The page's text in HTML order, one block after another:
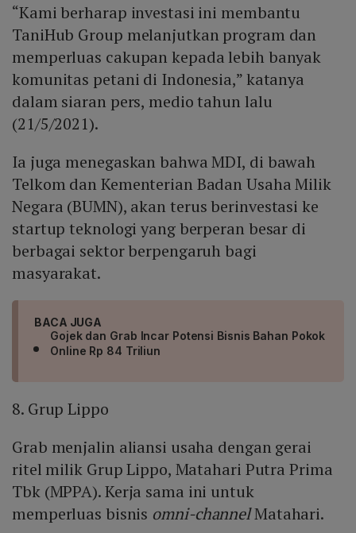
“Kami berharap investasi ini membantu
TaniHub Group melanjutkan program dan
memperluas cakupan kepada lebih banyak
komunitas petani di Indonesia,” katanya
dalam siaran pers, medio tahun lalu
(21/5/2021).
Ia juga menegaskan bahwa MDI, di bawah
Telkom dan Kementerian Badan Usaha Milik
Negara (BUMN), akan terus berinvestasi ke
startup teknologi yang berperan besar di
berbagai sektor berpengaruh bagi
masyarakat.
BACA JUGA
Gojek dan Grab Incar Potensi Bisnis Bahan Pokok
Online Rp 84 Triliun
8. Grup Lippo
Grab menjalin aliansi usaha dengan gerai
ritel milik Grup Lippo, Matahari Putra Prima
Tbk (MPPA). Kerja sama ini untuk
memperluas bisnis omni-channelMatahari.